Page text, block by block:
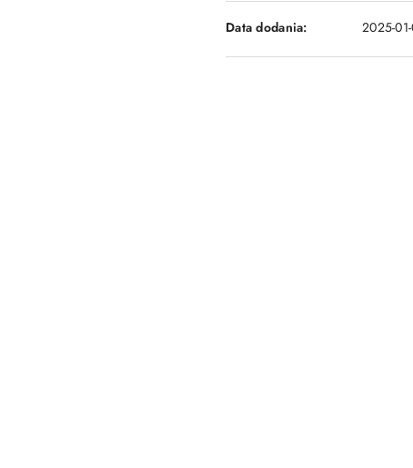
Data dodania: 2025-